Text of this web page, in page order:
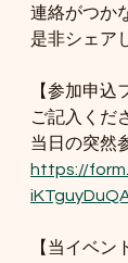
連絡がつか
是非シェア
【参加申込
ご記入くだ
当日の突然
https://
【当イベン